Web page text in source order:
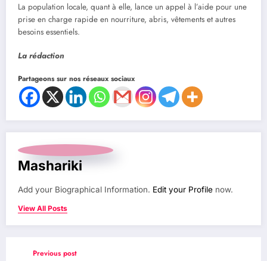
La population locale, quant à elle, lance un appel à l’aide pour une
prise en charge rapide en nourriture, abris, vêtements et autres
besoins essentiels.
La rédaction
Partageons sur nos réseaux sociaux
Mashariki
Add your Biographical Information. Edit your Profile now.
View All Posts
Previous post